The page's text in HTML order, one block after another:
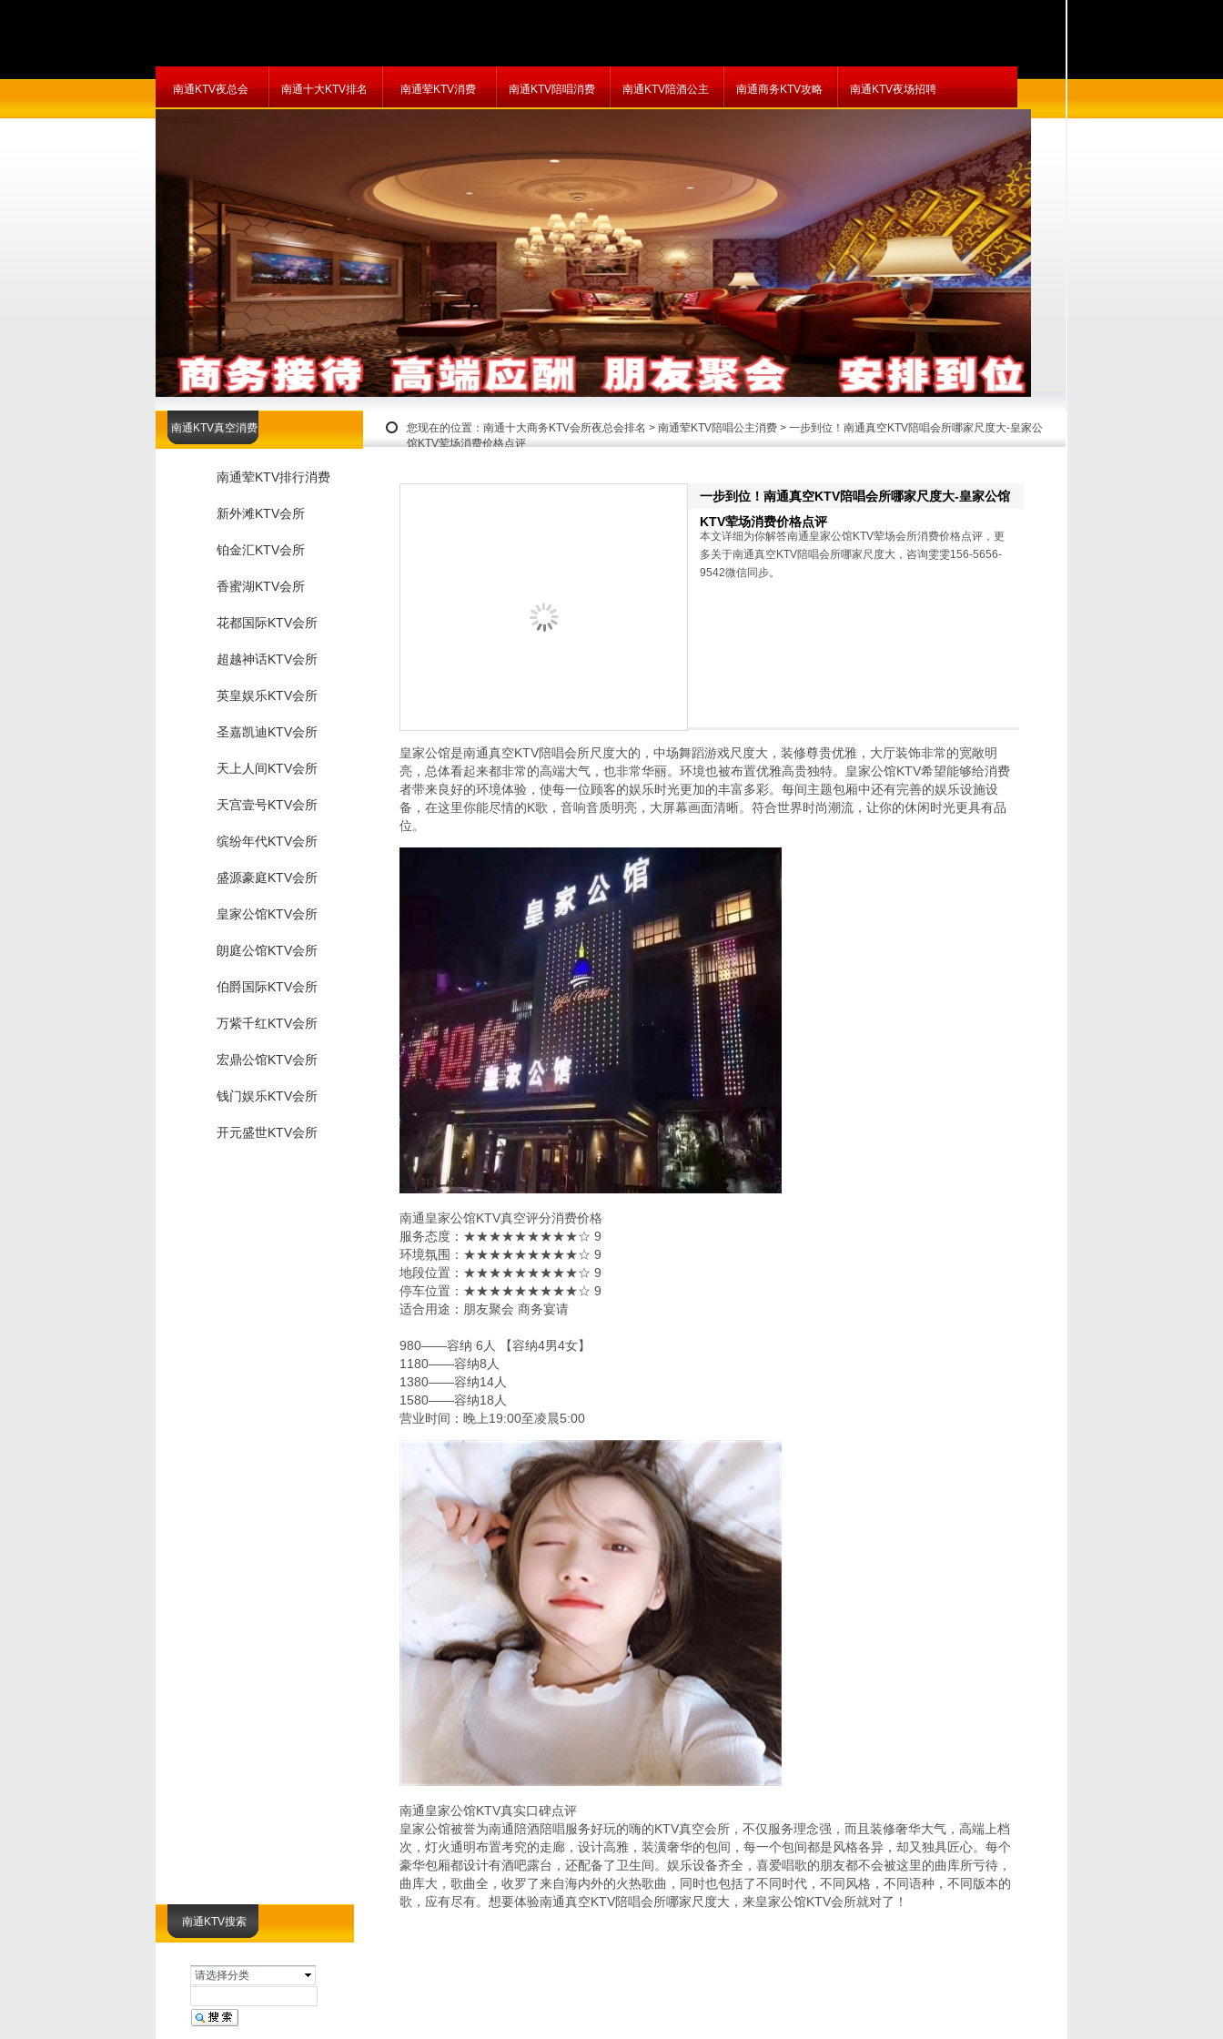
南通KTV夜总会 南通十大KTV排名 南通荤KTV消费 南通KTV陪唱消费 南通KTV陪酒公主 南通商务KTV攻略 南通KTV夜场招聘
南通KTV搜索
请选择分类
您现在的位置： 南通十大商务KTV会所夜总会排名 > 南通荤KTV陪唱公主消费 > 一步到位！南通真空KTV陪唱会所哪家尺度大-皇家公
馆KTV荤场消费价格点评
南通KTV真空消费
南通荤KTV排行消费
新外滩KTV会所
铂金汇KTV会所
香蜜湖KTV会所
花都国际KTV会所
超越神话KTV会所
英皇娱乐KTV会所
圣嘉凯迪KTV会所
天上人间KTV会所
天宫壹号KTV会所
缤纷年代KTV会所
盛源豪庭KTV会所
皇家公馆KTV会所
朗庭公馆KTV会所
伯爵国际KTV会所
万紫千红KTV会所
宏鼎公馆KTV会所
钱门娱乐KTV会所
开元盛世KTV会所
一步到位！南通真空KTV陪唱会所哪家尺度大-皇家公馆
KTV荤场消费价格点评
本文详细为你解答南通皇家公馆KTV荤场会所消费价格点评，更
多关于南通真空KTV陪唱会所哪家尺度大，咨询雯雯156-5656-
9542微信同步。
皇家公馆是南通真空KTV陪唱会所尺度大的，中场舞蹈游戏尺度大，装修尊贵优雅，大厅装饰非常的宽敞明
亮，总体看起来都非常的高端大气，也非常华丽。环境也被布置优雅高贵独特。皇家公馆KTV希望能够给消费
者带来良好的环境体验，使每一位顾客的娱乐时光更加的丰富多彩。每间主题包厢中还有完善的娱乐设施设
备，在这里你能尽情的K歌，音响音质明亮，大屏幕画面清晰。符合世界时尚潮流，让你的休闲时光更具有品
位。
南通皇家公馆KTV真空评分消费价格
服务态度：★★★★★★★★★☆ 9
环境氛围：★★★★★★★★★☆ 9
地段位置：★★★★★★★★★☆ 9
停车位置：★★★★★★★★★☆ 9
适合用途：朋友聚会 商务宴请
980——容纳 6人 【容纳4男4女】
1180——容纳8人
1380——容纳14人
1580——容纳18人
营业时间：晚上19:00至凌晨5:00
南通皇家公馆KTV真实口碑点评
皇家公馆被誉为南通陪酒陪唱服务好玩的嗨的KTV真空会所，不仅服务理念强，而且装修奢华大气，高端上档
次，灯火通明布置考究的走廊，设计高雅，装潢奢华的包间，每一个包间都是风格各异，却又独具匠心。每个
豪华包厢都设计有酒吧露台，还配备了卫生间。娱乐设备齐全，喜爱唱歌的朋友都不会被这里的曲库所亏待，
曲库大，歌曲全，收罗了来自海内外的火热歌曲，同时也包括了不同时代，不同风格，不同语种，不同版本的
歌，应有尽有。想要体验南通真空KTV陪唱会所哪家尺度大，来皇家公馆KTV会所就对了！